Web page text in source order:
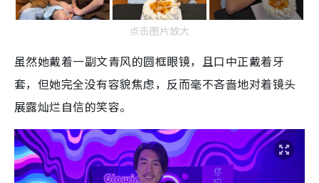
点击图片放大
虽然她戴着一副文青风的圆框眼镜，且口中正戴着牙
套，但她完全没有容貌焦虑，反而毫不吝啬地对着镜头
展露灿烂自信的笑容。